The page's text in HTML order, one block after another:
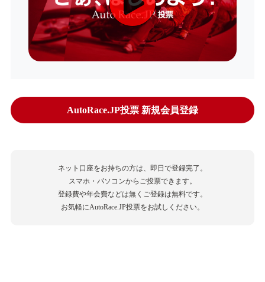
AutoRace.JP投票 新規会員登録
ネット口座をお持ちの方は、即日で登録完了。
スマホ・パソコンからご投票できます。
登録費や年会費などは無くご登録は無料です。
お気軽にAutoRace.JP投票をお試しください。